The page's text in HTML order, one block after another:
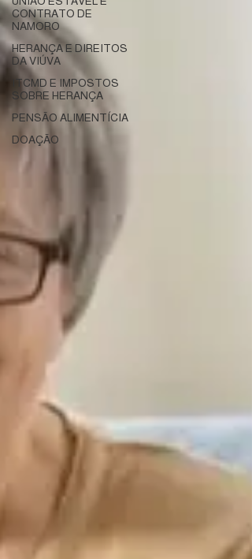
CONTRATO DE
NAMORO
HERANÇA E DIREITOS
DA VIÚVA
ITCMD E IMPOSTOS
SOBRE HERANÇA
PENSÃO ALIMENTÍCIA
DOAÇÃO